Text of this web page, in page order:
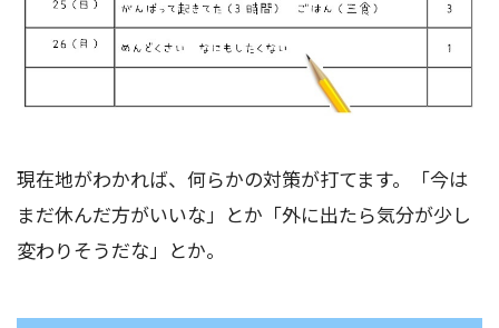
現在地がわかれば、何らかの対策が打てます。「今は
まだ休んだ方がいいな」とか「外に出たら気分が少し
変わりそうだな」とか。